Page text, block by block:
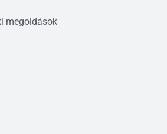
megoldások